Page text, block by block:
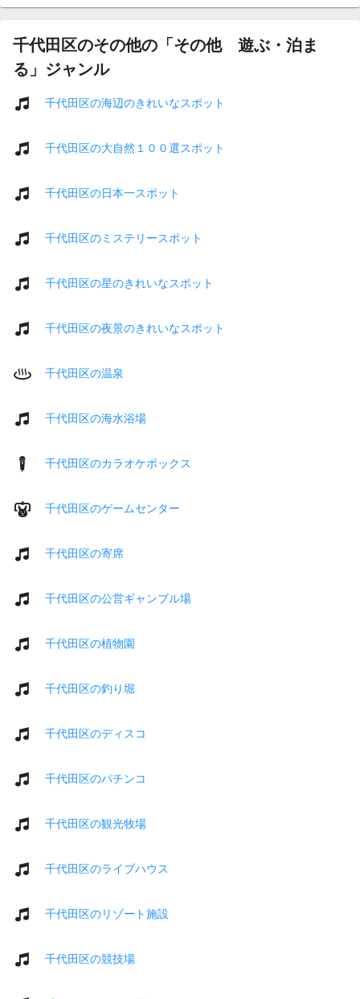
千代田区のその他の「その他 遊ぶ・泊ま
る」ジャンル
千代田区の海辺のきれいなスポット
千代田区の大自然１００選スポット
千代田区の日本一スポット
千代田区のミステリースポット
千代田区の星のきれいなスポット
千代田区の夜景のきれいなスポット
千代田区の温泉
千代田区の海水浴場
千代田区のカラオケボックス
千代田区のゲームセンター
千代田区の寄席
千代田区の公営ギャンブル場
千代田区の植物園
千代田区の釣り堀
千代田区のディスコ
千代田区のパチンコ
千代田区の観光牧場
千代田区のライブハウス
千代田区のリゾート施設
千代田区の競技場